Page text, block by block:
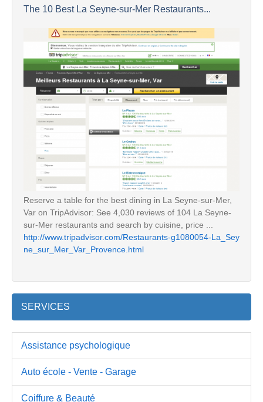
The 10 Best La Seyne-sur-Mer Restaurants...
Reserve a table for the best dining in La Seyne-sur-Mer,
Var on TripAdvisor: See 4,030 reviews of 104 La Seyne-
sur-Mer restaurants and search by cuisine, price ...
http://www.tripadvisor.com/Restaurants-g1080054-La_Sey
ne_sur_Mer_Var_Provence.html
SERVICES
Assistance psychologique
Auto école - Vente - Garage
Coiffure & Beauté